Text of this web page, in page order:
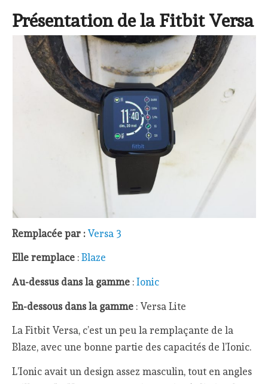
Présentation de la Fitbit Versa
Remplacée par : Versa 3
Elle remplace :Blaze
Au-dessus dans la gamme :Ionic
En-dessous dans la gamme : Versa Lite
La Fitbit Versa, c’est un peu la remplaçante de la
Blaze, avec une bonne partie des capacités de l’Ionic.
L’Ionic avait un design assez masculin, tout en angles